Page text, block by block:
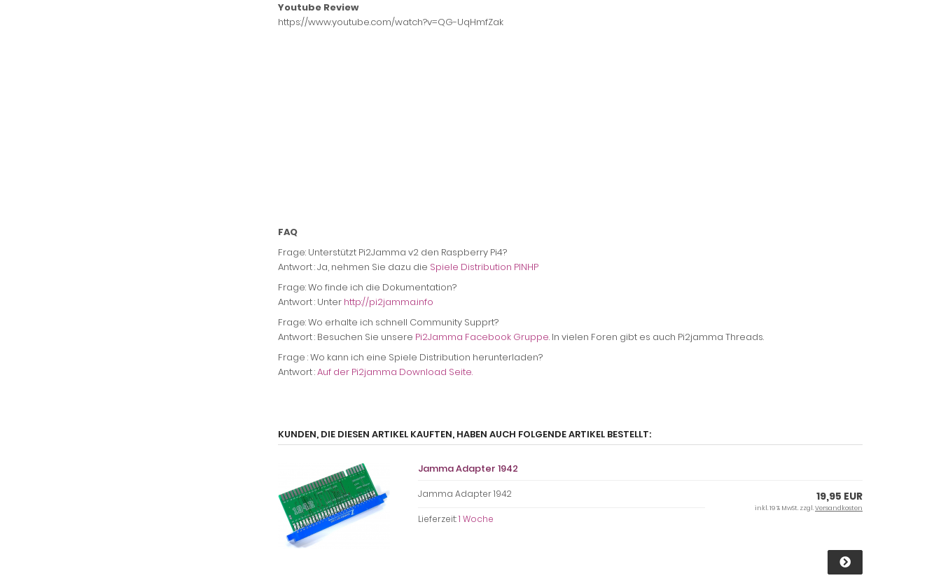
Youtube Review
https://www.youtube.com/watch?v=QG-UqHmfZak
FAQ
Frage: Unterstützt Pi2Jamma v2 den Raspberry Pi4?
Antwort : Ja, nehmen Sie dazu die Spiele Distribution PINHP
Frage: Wo finde ich die Dokumentation?
Antwort : Unter http://pi2jamma.info
Frage: Wo erhalte ich schnell Community Supprt?
Antwort : Besuchen Sie unsere Pi2Jamma Facebook Gruppe. In vielen Foren gibt es auch Pi2jamma Threads.
Frage : Wo kann ich eine Spiele Distribution herunterladen?
Antwort :Auf der Pi2jamma Download Seite.
KUNDEN, DIE DIESEN ARTIKEL KAUFTEN, HABEN AUCH FOLGENDE ARTIKEL BESTELLT:
Jamma Adapter 1942
Jamma Adapter 1942
Lieferzeit:1 Woche
19,95 EUR
inkl. 19 % MwSt. zzgl.Versandkosten